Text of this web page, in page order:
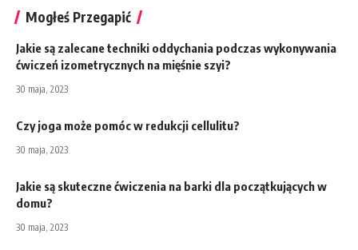
Mogłeś Przegapić
Jakie są zalecane techniki oddychania podczas wykonywania
ćwiczeń izometrycznych na mięśnie szyi?
30 maja, 2023
Czy joga może pomóc w redukcji cellulitu?
30 maja, 2023
Jakie są skuteczne ćwiczenia na barki dla początkujących w
domu?
30 maja, 2023